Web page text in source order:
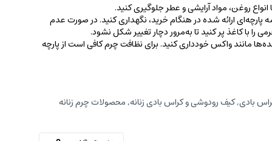
روغن‌، مواد آرایشی و عطر جلوگیری کنید.
پارچه‌ای ارائه شده در هنگام خرید، ‌نگهداری کنید. در صورت عدم
را با کاغذ پر کنید تا به‌مرور دچار تغییر شکل نشود.
مانند واکس خودداری کنید. برای نظافت چرم کافی است از پارچه‌
بادی,کیف رودوشی و کراس بادی زنانه,محصولات چرم زنانه